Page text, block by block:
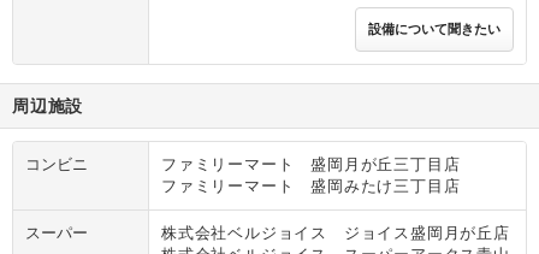
設備について聞きたい
周辺施設
コンビニ
ファミリーマート 盛岡月が丘三丁目店
ファミリーマート 盛岡みたけ三丁目店
スーパー
株式会社ベルジョイス ジョイス盛岡月が丘店